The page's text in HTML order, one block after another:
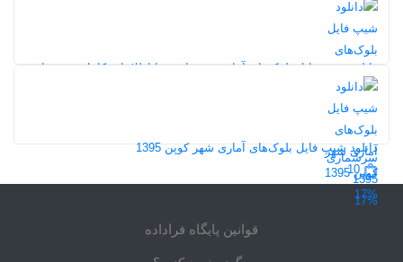
سرشماری 1395
9
17%
دانلود شیپ فایل بلوک‌های آماری شهر اسیر با اطلاعات کامل سرشماری
1395
10
17%
دانلود شیپ فایل بلوک‌های آماری شهر کوپن 1395
10
قوانین پایگاه فراداده